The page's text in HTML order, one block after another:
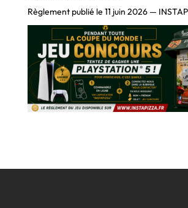
Règlement publié le 11 juin 2026 —